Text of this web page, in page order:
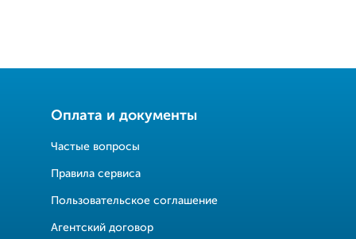
Оплата и документы
Частые вопросы
Правила сервиса
Пользовательское соглашение
Агентский договор